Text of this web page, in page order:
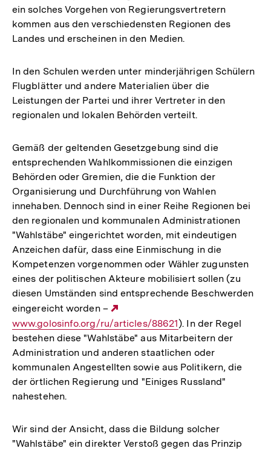
ein solches Vorgehen von Regierungsvertretern
kommen aus den verschiedensten Regionen des
Landes und erscheinen in den Medien.
In den Schulen werden unter minderjährigen Schülern
Flugblätter und andere Materialien über die
Leistungen der Partei und ihrer Vertreter in den
regionalen und lokalen Behörden verteilt.
Gemäß der geltenden Gesetzgebung sind die
entsprechenden Wahlkommissionen die einzigen
Behörden oder Gremien, die die Funktion der
Organisierung und Durchführung von Wahlen
innehaben. Dennoch sind in einer Reihe Regionen bei
den regionalen und kommunalen Administrationen
"Wahlstäbe" eingerichtet worden, mit eindeutigen
Anzeichen dafür, dass eine Einmischung in die
Kompetenzen vorgenommen oder Wähler zugunsten
eines der politischen Akteure mobilisiert sollen (zu
diesen Umständen sind entsprechende Beschwerden
eingereicht worden –
Link:
www.golosinfo.org/ru/articles/88621). In der Regel
bestehen diese "Wahlstäbe" aus Mitarbeitern der
Administration und anderen staatlichen oder
kommunalen Angestellten sowie aus Politikern, die
der örtlichen Regierung und "Einiges Russland"
nahestehen.
Wir sind der Ansicht, dass die Bildung solcher
"Wahlstäbe" ein direkter Verstoß gegen das Prinzip